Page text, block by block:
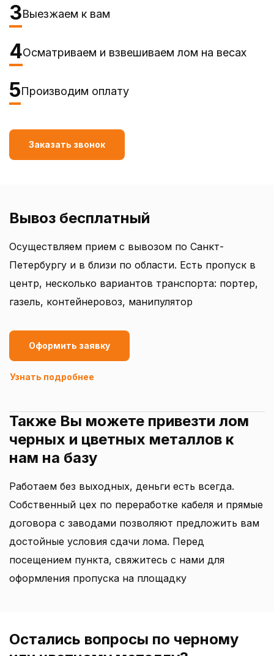
3Выезжаем к вам
4Осматриваем и взвешиваем лом на весах
5Производим оплату
Заказать звонок
Вывоз бесплатный
Осуществляем прием с вывозом по Санкт-
Петербургу и в близи по области. Есть пропуск в
центр, несколько вариантов транспорта: портер,
газель, контейнеровоз, манипулятор
Оформить заявку
Узнать подробнее
Также Вы можете привезти лом
черных и цветных металлов к
нам на базу
Работаем без выходных, деньги есть всегда.
Собственный цех по переработке кабеля и прямые
договора с заводами позволяют предложить вам
достойные условия сдачи лома. Перед
посещением пункта, свяжитесь с нами для
оформления пропуска на площадку
Остались вопросы по черному